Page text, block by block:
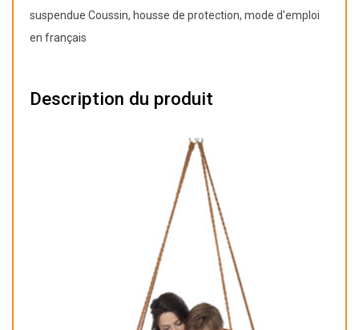
suspendue Coussin, housse de protection, mode d'emploi
en français
Description du produit